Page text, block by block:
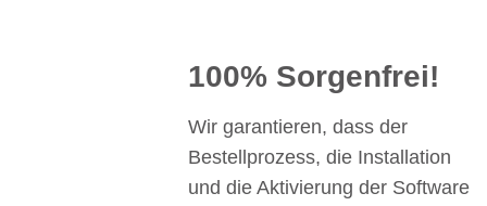
100% Sorgenfrei!
Wir garantieren, dass der
Bestellprozess, die Installation
und die Aktivierung der Software